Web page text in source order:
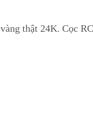
thật 24K. Cọc